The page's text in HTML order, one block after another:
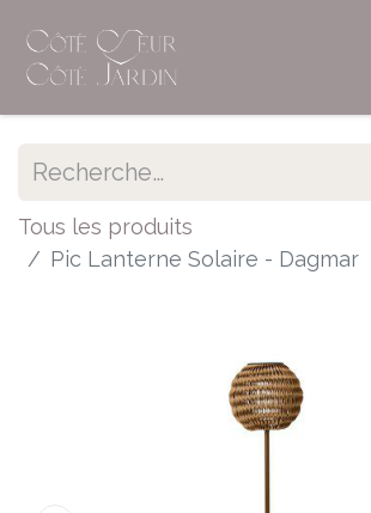
Tous les produits
Pic Lanterne Solaire - Dagmar